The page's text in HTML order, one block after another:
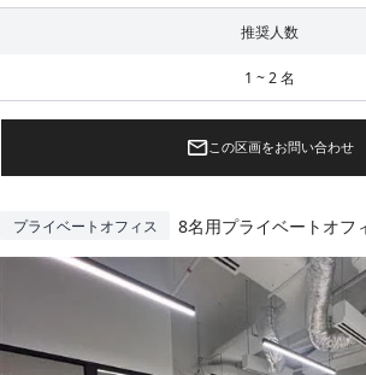
推奨人数
1 ~ 2 名
この区画をお問い合わせ
プライベートオフィス 8名用プライベートオフ